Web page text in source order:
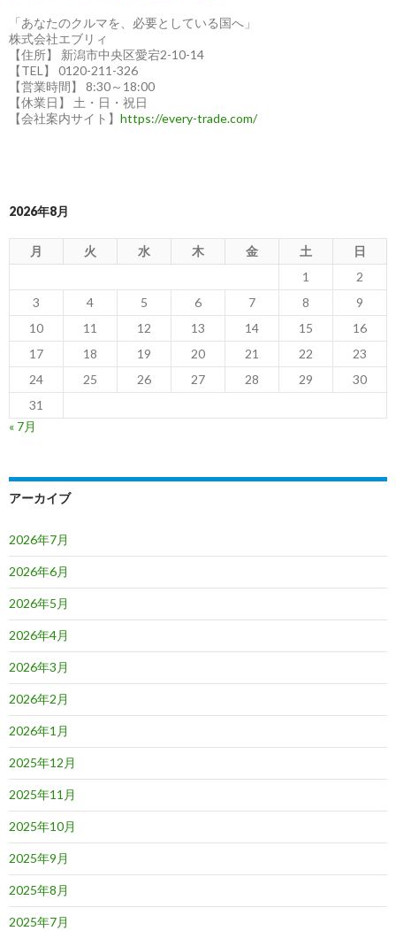
「あなたのクルマを、必要としている国へ」
株式会社エブリィ
【住所】 新潟市中央区愛宕2-10-14
【TEL】 0120-211-326
【営業時間】 8:30～18:00
【休業日】 土・日・祝日
【会社案内サイト】 https://every-trade.com/
2026年8月
月 火 水 木 金 土
日
1
2
3
4 5 6 7 8
9
10
11 12 13 14 15
16
17
18 19 20 21 22
23
24
25 26 27 28 29
30
31
« 7月
アーカイブ
2026年7月
2026年6月
2026年5月
2026年4月
2026年3月
2026年2月
2026年1月
2025年12月
2025年11月
2025年10月
2025年9月
2025年8月
2025年7月